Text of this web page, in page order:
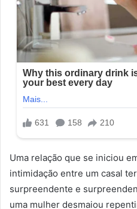
Uma relação que se iniciou
intimidação entre um casal
surpreendente e
uma mulher desmaiou